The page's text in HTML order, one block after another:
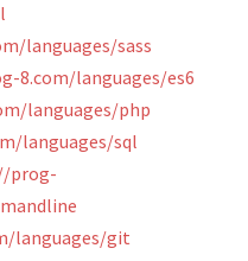
languages/sass
8.com/languages/es6
languages/php
languages/sql
prog-
languages/git